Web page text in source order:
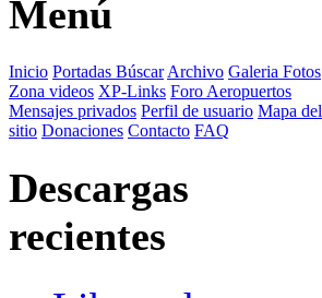
Menú
Inicio Portadas Búscar Archivo Galeria Fotos
Zona videos XP-Links Foro Aeropuertos
Mensajes privados Perfil de usuario Mapa del
sitio Donaciones Contacto FAQ
Descargas
recientes